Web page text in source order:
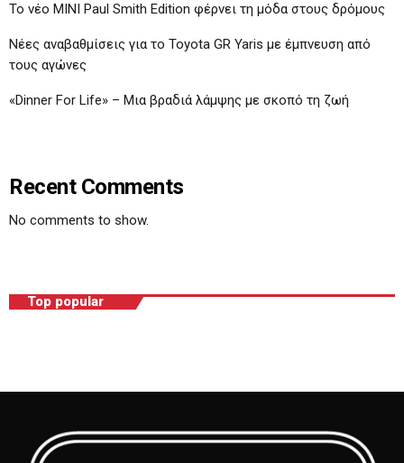
Το νέο MINI Paul Smith Edition φέρνει τη μόδα στους δρόμους
Νέες αναβαθμίσεις για το Toyota GR Yaris με έμπνευση από
τους αγώνες
«Dinner For Life» – Μια βραδιά λάμψης με σκοπό τη ζωή
Recent Comments
No comments to show.
Top popular